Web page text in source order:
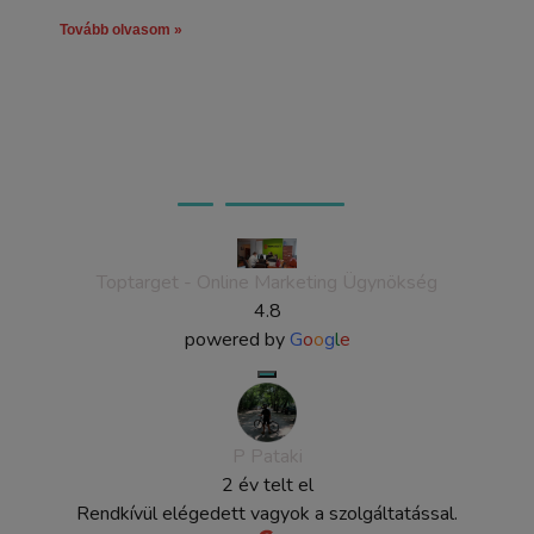
Tovább olvasom »
4.8
powered by Google
2 év telt el
Rendkívül elégedett vagyok a szolgáltatással.